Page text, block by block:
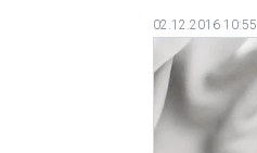
02.12.2016 10:55